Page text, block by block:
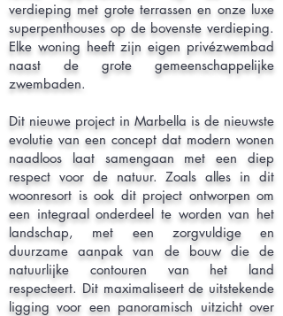
verdieping met grote terrassen en onze luxe
superpenthouses op de bovenste verdieping.
Elke woning heeft zijn eigen privézwembad
naast de grote gemeenschappelijke
zwembaden.
Dit nieuwe project in Marbella is de nieuwste
evolutie van een concept dat modern wonen
naadloos laat samengaan met een diep
respect voor de natuur. Zoals alles in dit
woonresort is ook dit project ontworpen om
een integraal onderdeel te worden van het
landschap, met een zorgvuldige en
duurzame aanpak van de bouw die de
natuurlijke contouren van het land
respecteert. Dit maximaliseert de uitstekende
ligging voor een panoramisch uitzicht over